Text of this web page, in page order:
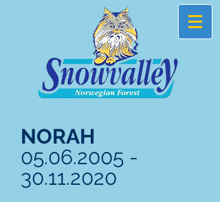
NORAH
05.06.2005 -
30.11.2020